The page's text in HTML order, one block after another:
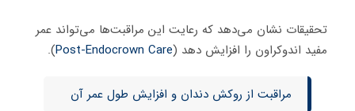
تحقیقات نشان می‌دهد که رعایت این مراقبت‌ها می‌تواند عمر
مفید اندوکراون را افزایش دهد (Post-Endocrown Care
).
مراقبت از روکش دندان و افزایش طول عمر آن